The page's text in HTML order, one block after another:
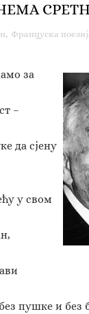
НЕМА
, Француска
за
–
да сјену
у свом
пушке и без